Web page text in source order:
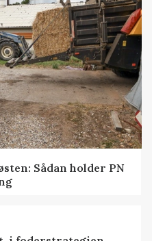
Sådan holder PN